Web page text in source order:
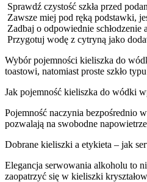
Sprawdź czystość szkła przed
Zawsze miej pod ręką podstawki,
Zadbaj o odpowiednie
Przygotuj wodę z cytryną jako
Wybór pojemności kieliszka do
toastowi, natomiast proste szkło
Jak pojemność kieliszka do wódki
Pojemność naczynia bezpośrednio
pozwalają na swobodne
Dobrane kieliszki a etykieta – jak
Elegancja serwowania alkoholu to
zaopatrzyć się w kieliszki